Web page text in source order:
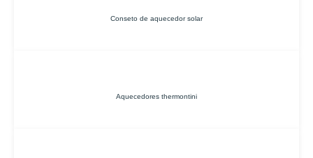
Conseto de aquecedor solar
Aquecedores thermontini